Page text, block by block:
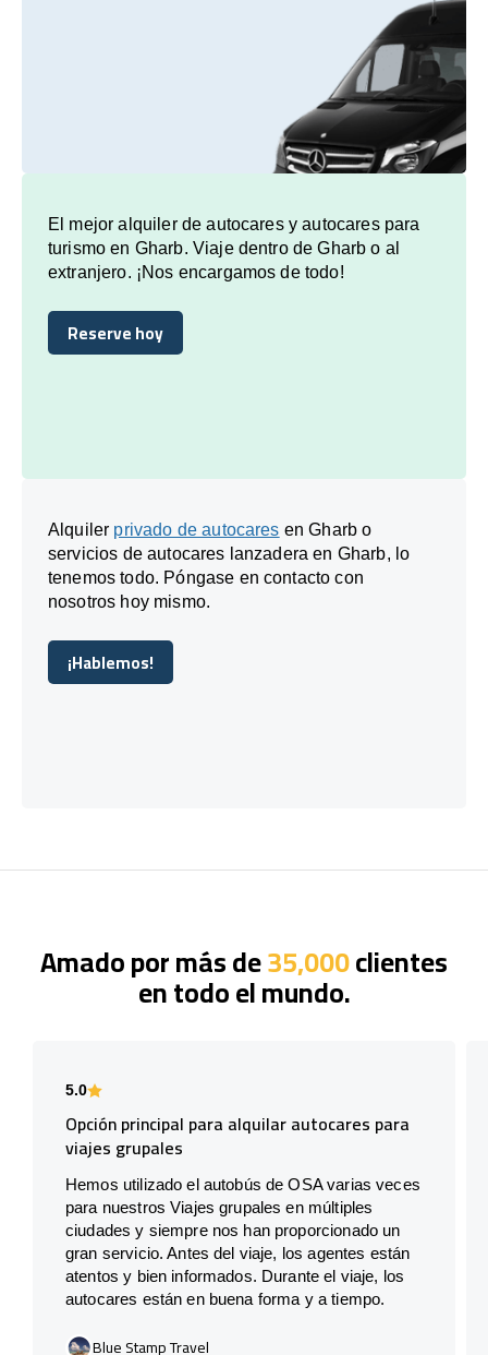
El mejor alquiler de autocares y autocares para
turismo en Gharb. Viaje dentro de Gharb o al
extranjero. ¡Nos encargamos de todo!
Reserve hoy
Reserve hoy
Alquiler privado de autocares en Gharb o
servicios de autocares lanzadera en Gharb, lo
tenemos todo. Póngase en contacto con
nosotros hoy mismo.
¡Hablemos!
¡Hablemos!
Amado por más de35,000clientes
en todo el mundo.
5.0
Opción principal para alquilar autocares para
viajes grupales
Hemos utilizado el autobús de OSA varias veces
para nuestros Viajes grupales en múltiples
ciudades y siempre nos han proporcionado un
gran servicio. Antes del viaje, los agentes están
atentos y bien informados. Durante el viaje, los
autocares están en buena forma y a tiempo.
Blue Stamp Travel